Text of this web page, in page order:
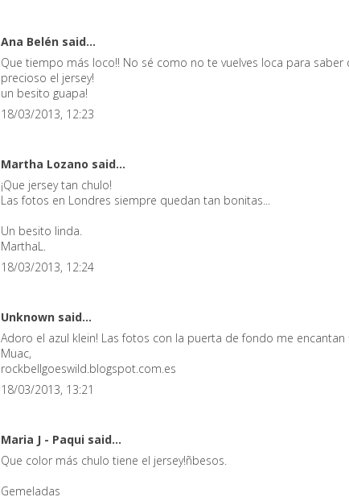
Ana Belén said...
Que tiempo más loco!! No sé como no te vuelves loca para saber
precioso el jersey!
un besito guapa!
18/03/2013, 12:23
Martha Lozano said...
¡Que jersey tan chulo!
Las fotos en Londres siempre quedan tan bonitas...
Un besito linda.
MarthaL.
18/03/2013, 12:24
Unknown said...
Adoro el azul klein! Las fotos con la puerta de fondo me encantan
Muac,
rockbellgoeswild.blogspot.com.es
18/03/2013, 13:21
Maria J - Paqui said...
Que color más chulo tiene el jersey!ñbesos.
Gemeladas